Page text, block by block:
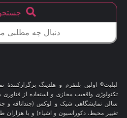
لیلیت® اولین پلتفرم و هلدینگ برگزارکنندهٔ
تکنولوژی واقعیت مجازی و استفاده از
سالن نمایشگاهی شیک و لوکس (چنداتاقه و
تغییر محیط، دکوراسیون و اشیاء) و با